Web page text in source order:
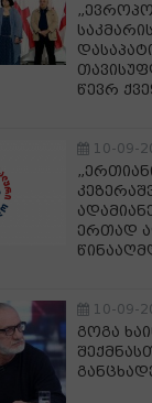
წევრ
10-09-
ერთად
10-09-
გოგა